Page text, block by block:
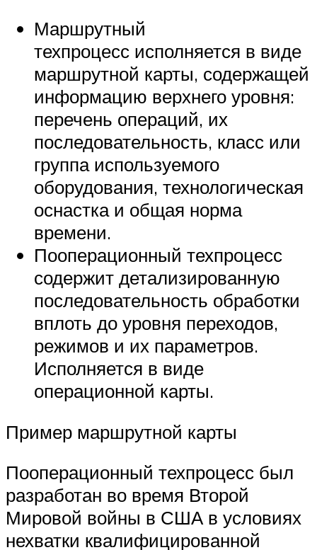
Маршрутный
техпроцесс исполняется в виде
маршрутной карты, содержащей
информацию верхнего уровня:
перечень операций, их
последовательность, класс или
группа используемого
оборудования, технологическая
оснастка и общая норма
времени.
Пооперационный техпроцесс
содержит детализированную
последовательность обработки
вплоть до уровня переходов,
режимов и их параметров.
Исполняется в виде
операционной карты.
Пример маршрутной карты
Пооперационный техпроцесс был
разработан во время Второй
Мировой войны в США в условиях
нехватки квалифицированной